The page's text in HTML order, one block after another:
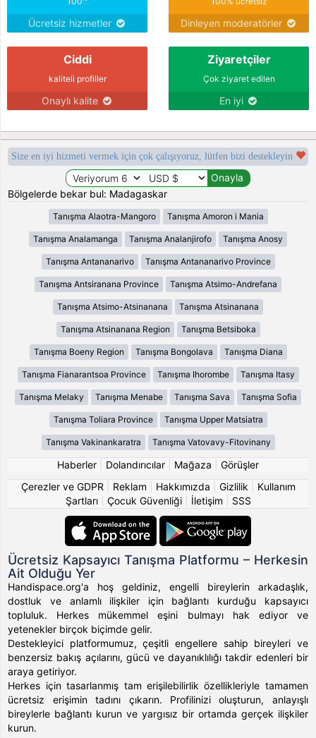
Ücretsiz hizmetler Dinleyen moderatörler
Ciddi
kaliteli profiller
Onaylı kalite
Ziyaretçiler
Çok ziyaret edilen
En iyi
Size en iyi hizmeti vermek için çok çalışıyoruz, lütfen bizi destekleyin
Bölgelerde bekar bul: Madagaskar
Tanışma Alaotra-Mangoro Tanışma Amoron i Mania
Tanışma Analamanga Tanışma Analanjirofo Tanışma Anosy
Tanışma Antananarivo Tanışma Antananarivo Province
Tanışma Antsiranana Province Tanışma Atsimo-Andrefana
Tanışma Atsimo-Atsinanana Tanışma Atsinanana
Tanışma Atsinanana Region Tanışma Betsiboka
Tanışma Boeny Region Tanışma Bongolava Tanışma Diana
Tanışma Fianarantsoa Province Tanışma Ihorombe Tanışma Itasy
Tanışma Melaky Tanışma Menabe Tanışma Sava Tanışma Sofia
Tanışma Toliara Province Tanışma Upper Matsiatra
Tanışma Vakinankaratra Tanışma Vatovavy-Fitovinany
Haberler Dolandırıcılar Mağaza
Görüşler
Çerezler ve GDPR
Reklam Hakkımızda Gizlilik
Kullanım
Şartları| Çocuk Güvenliği| İletişim SSS
Ücretsiz Kapsayıcı Tanışma Platformu – Herkesin
Ait Olduğu Yer
Handispace.org'a hoş geldiniz, engelli bireylerin arkadaşlık,
dostluk ve anlamlı ilişkiler için bağlantı kurduğu kapsayıcı
topluluk. Herkes mükemmel eşini bulmayı hak ediyor ve
yetenekler birçok biçimde gelir.
Destekleyici platformumuz, çeşitli engellere sahip bireyleri ve
benzersiz bakış açılarını, gücü ve dayanıklılığı takdir edenleri bir
araya getiriyor.
Herkes için tasarlanmış tam erişilebilirlik özellikleriyle tamamen
ücretsiz erişimin tadını çıkarın. Profilinizi oluşturun, anlayışlı
bireylerle bağlantı kurun ve yargısız bir ortamda gerçek ilişkiler
kurun.